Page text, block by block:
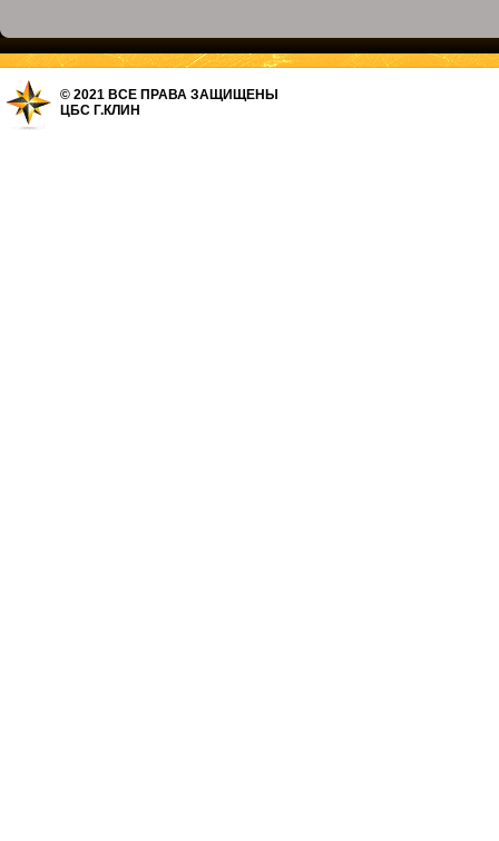
© 2021 ВСЕ ПРАВА ЗАЩИЩЕНЫ
ЦБС Г.КЛИН